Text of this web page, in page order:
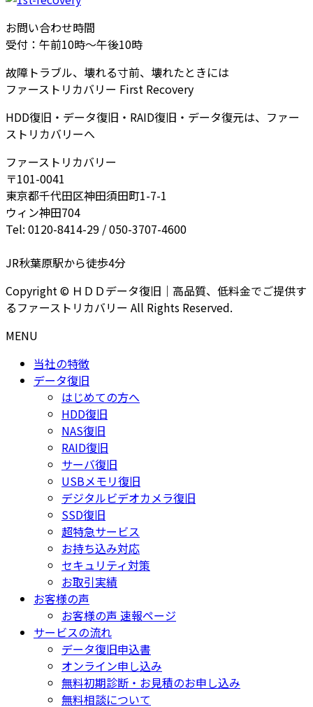
お問い合わせ時間
受付：午前10時～午後10時
故障トラブル、壊れる寸前、壊れたときには
ファーストリカバリー First Recovery
HDD復旧・データ復旧・RAID復旧・データ復元は、ファー
ストリカバリーへ
ファーストリカバリー
〒101-0041
東京都千代田区神田須田町1-7-1
ウィン神田704
Tel: 0120-8414-29 / 050-3707-4600
JR秋葉原駅から徒歩4分
Copyright © ＨＤＤデータ復旧｜高品質、低料金でご提供す
るファーストリカバリー All Rights Reserved.
MENU
当社の特徴
データ復旧
はじめての方へ
HDD復旧
NAS復旧
RAID復旧
サーバ復旧
USBメモリ復旧
デジタルビデオカメラ復旧
SSD復旧
超特急サービス
お持ち込み対応
セキュリティ対策
お取引実績
お客様の声
お客様の声 速報ページ
サービスの流れ
データ復旧申込書
オンライン申し込み
無料初期診断・お見積のお申し込み
無料相談について